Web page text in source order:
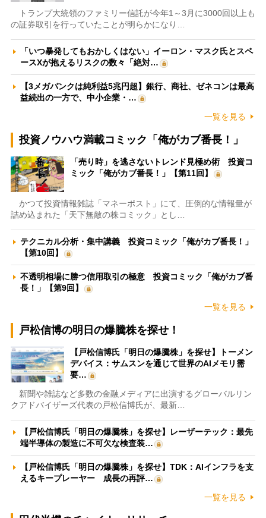
トランプ大統領のファミリー信託が今年1～3月に3000回以上も
の証券取引を行っていたことが明らかになり…
「いつ暴発してもおかしくはない」イーロン・マスク氏とスペ
ースXが抱えるリスクの数々「絶対…
【3メガバンクは純利益5兆円超】銀行、商社、ゼネコンは最高
益続出の一方で、中小企業・…
一覧を見る
投資ノウハウ満載コミック「俺がカブ番長！」
「売り時」を逃さないトレンド見極め術 投資コ
ミック「俺がカブ番長！」【第11回】
かつて投資情報雑誌「マネーポスト」にて、圧倒的な情報量が
詰め込まれた「天下無敵の株コミック」とし…
テクニカル分析・集中講義 投資コミック「俺がカブ番長！」
【第10回】
不透明相場に勝つ信用取引の極意 投資コミック「俺がカブ番
長！」【第9回】
一覧を見る
戸松信博の明日の爆騰株を探せ！
【戸松信博氏「明日の爆騰株」を探せ】トーメン
デバイス：サムスンを通じて世界のAIメモリ需
要…
新聞や雑誌など多数の金融メディアに出演するグローバルリン
クアドバイザーズ代表の戸松信博氏が、最新…
【戸松信博氏「明日の爆騰株」を探せ】レーザーテック：最先
端半導体の製造に不可欠な検査装…
【戸松信博氏「明日の爆騰株」を探せ】TDK：AIインフラを支
えるキープレーヤー 成長の再評…
一覧を見る